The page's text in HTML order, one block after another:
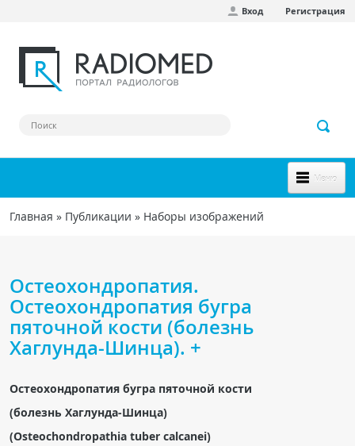
Вход Регистрация
Меню
НОВОЕ НА САЙТЕ
Форум
Наш сборник ссылок
ОБРАЗОВАНИЕ
Вы здесь
Главная » Публикации » Наборы изображений
Остеохондропатия.
Остеохондропатия бугра
пяточной кости (болезнь
Хаглунда-Шинца). +
Остеохондропатия бугра пяточной кости
(болезнь Хаглунда-Шинца)
(Osteochondropathia tuber calcanei)